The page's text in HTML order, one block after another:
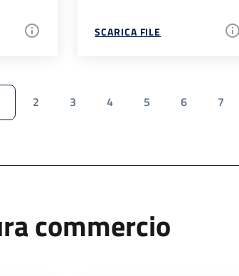
SCARICA FILE
2 3 4 5 6 7
commercio